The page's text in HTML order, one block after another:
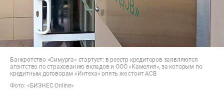
Банкротство «Симурга» стартует: в реестр кредиторов заявляются
агентство по страхованию вкладов и ООО «Камелия», за которым по
кредитным договорам «Интеха» опять же стоит АСВ
Фото: «БИЗНЕС Online»